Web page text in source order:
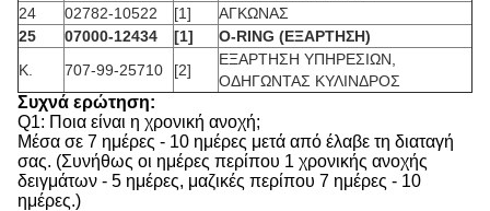
24
02782-10522 [1]
ΑΓΚΩΝΑΣ
25
07000-12434 [1]
O-RING (ΕΞΑΡΤΗΣΗ)
Κ.
707-99-25710 [2]
ΕΞΑΡΤΗΣΗ ΥΠΗΡΕΣΙΩΝ,
ΟΔΗΓΩΝΤΑΣ ΚΥΛΙΝΔΡΟΣ
Συχνά ερώτηση:
Q1: Ποια είναι η χρονική ανοχή;
Μέσα σε 7 ημέρες - 10 ημέρες μετά από έλαβε τη διαταγή
σας. (Συνήθως οι ημέρες περίπου 1 χρονικής ανοχής
δειγμάτων - 5 ημέρες, μαζικές περίπου 7 ημέρες - 10
ημέρες.)